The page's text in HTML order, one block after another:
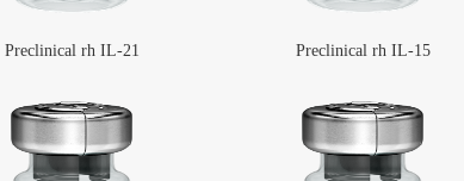
Preclinical rh IL-21 Preclinical rh IL-15